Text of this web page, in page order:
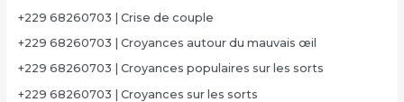
+229 68260703 | Crise de couple
+229 68260703 | Croyances autour du mauvais œil
+229 68260703 | Croyances populaires sur les sorts
+229 68260703 | Croyances sur les sorts